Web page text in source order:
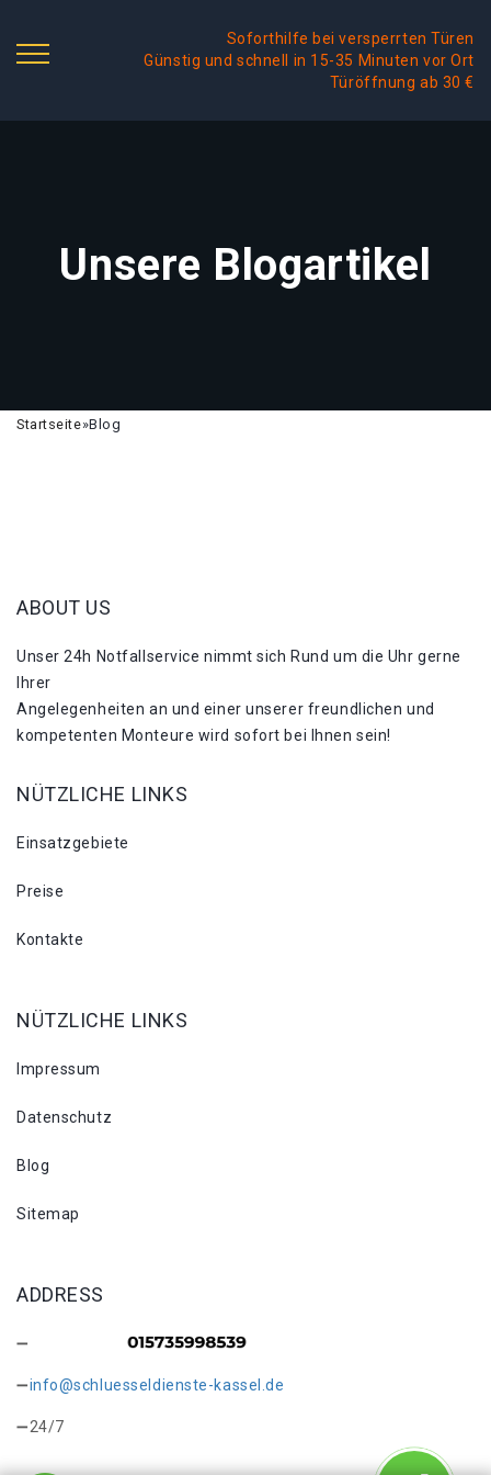
Soforthilfe bei versperrten Türen
Günstig und schnell in 15-35 Minuten vor Ort
Türöffnung ab 30 €
Unsere Blogartikel
Startseite»Blog
ABOUT US
Unser 24h Notfallservice nimmt sich Rund um die Uhr gerne
Ihrer
Angelegenheiten an und einer unserer freundlichen und
kompetenten Monteure wird sofort bei Ihnen sein!
NÜTZLICHE LINKS
Einsatzgebiete
Preise
Kontakte
NÜTZLICHE LINKS
Impressum
Datenschutz
Blog
Sitemap
ADDRESS
info@schluesseldienste-kassel.de
24/7